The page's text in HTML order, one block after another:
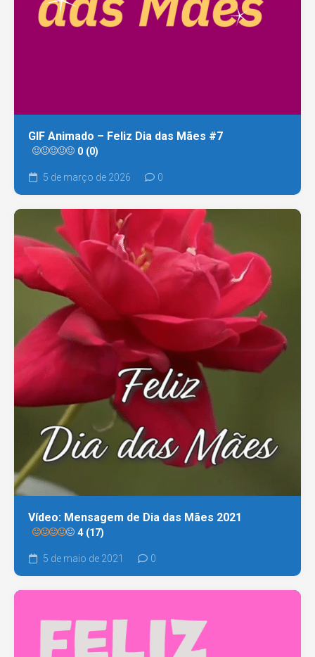
GIF Animado – Feliz Dia das Mães #7
0 (0)
5 de março de 2026 0
Vídeo: Mensagem de Dia das Mães 2021
4 (17)
5 de maio de 2021 0